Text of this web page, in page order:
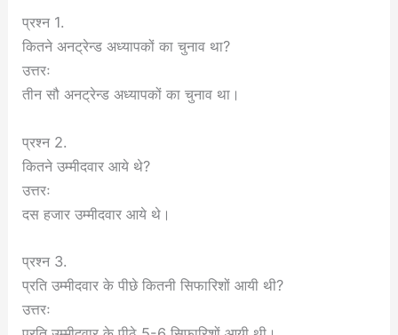
प्रश्न 1.
कितने अनट्रेन्ड अध्यापकों का चुनाव था?
उत्तरः
तीन सौ अनट्रेन्ड अध्यापकों का चुनाव था।
प्रश्न 2.
कितने उम्मीदवार आये थे?
उत्तरः
दस हजार उम्मीदवार आये थे।
प्रश्न 3.
प्रति उम्मीदवार के पीछे कितनी सिफारिशों आयी थी?
उत्तरः